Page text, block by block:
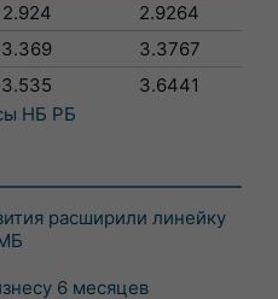
2.924
2.9264
3.369
3.3767
3.535
3.6441
НБ РБ
расширили линейку
6 месяцев